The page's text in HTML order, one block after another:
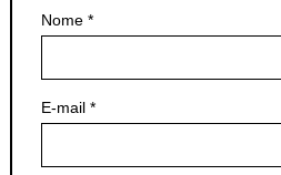
Nome *
E-mail *